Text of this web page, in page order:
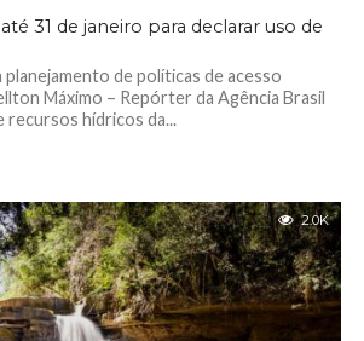
31 de janeiro para declarar uso de
de políticas de acesso
Máximo – Repórter da Agência Brasil
recursos hídricos da...
2.0K